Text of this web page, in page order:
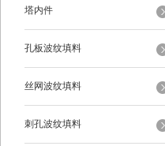
塔内件
孔板波纹填料
丝网波纹填料
刺孔波纹填料